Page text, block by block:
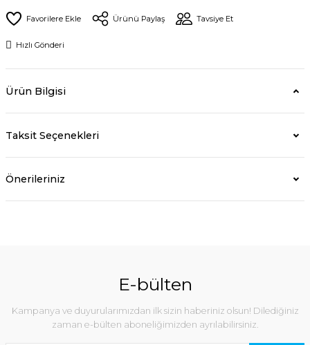
Ürünü Paylaş Tavsiye Et
Hızlı Gönderi
Ürün Bilgisi
Taksit Seçenekleri
Önerileriniz
E-bülten
Kampanya ve duyurularımızdan ilk sizin haberiniz olsun! Dilediğiniz
zaman e-bülten aboneliğimizden ayrılabilirsiniz.